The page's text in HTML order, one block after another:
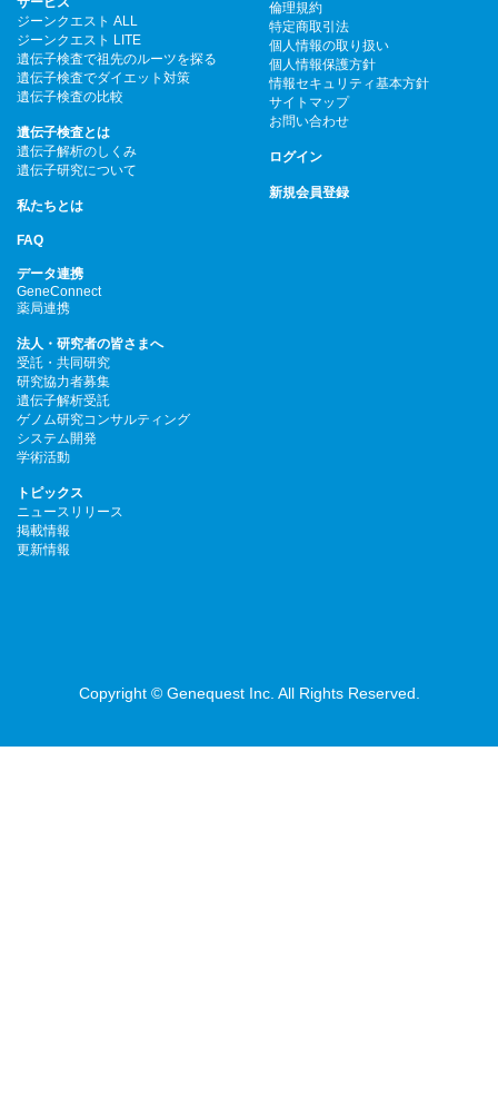
ジーンクエスト ALL
ジーンクエスト LITE
遺伝子検査で祖先のルーツを探る
遺伝子検査でダイエット対策
遺伝子検査の比較
遺伝子検査とは
遺伝子解析のしくみ
遺伝子研究について
私たちとは
FAQ
データ連携
GeneConnect
薬局連携
法人・研究者の皆さまへ
受託・共同研究
研究協力者募集
遺伝子解析受託
ゲノム研究コンサルティング
システム開発
学術活動
トピックス
ニュースリリース
掲載情報
更新情報
倫理規約
特定商取引法
個人情報の取り扱い
個人情報保護方針
情報セキュリティ基本方針
サイトマップ
お問い合わせ
ログイン
新規会員登録
Copyright © Genequest Inc. All Rights Reserved.